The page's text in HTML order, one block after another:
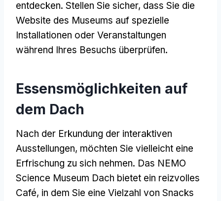
entdecken. Stellen Sie sicher, dass Sie die
Website des Museums auf spezielle
Installationen oder Veranstaltungen
während Ihres Besuchs überprüfen.
Essensmöglichkeiten auf
dem Dach
Nach der Erkundung der interaktiven
Ausstellungen, möchten Sie vielleicht eine
Erfrischung zu sich nehmen. Das NEMO
Science Museum Dach bietet ein reizvolles
Café, in dem Sie eine Vielzahl von Snacks